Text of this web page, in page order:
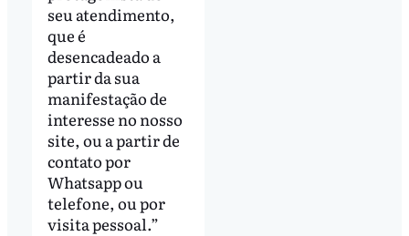
seu atendimento,
que é
desencadeado a
partir da sua
manifestação de
interesse no nosso
site, ou a partir de
contato por
Whatsapp ou
telefone, ou por
visita pessoal.”